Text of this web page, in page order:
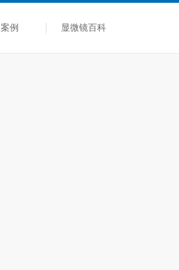
案例 显微镜百科